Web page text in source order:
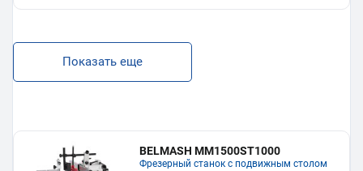
Показать еще
BELMASH MM1500ST1000
Фрезерный станок с подвижным столом